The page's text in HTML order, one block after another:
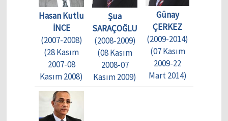
Hasan Kutlu
İNCE
(2007-2008)
(28 Kasım
2007-08
Kasım 2008)
Şua
SARAÇOĞLU
(2008-2009)
(08 Kasım
2008-07
Kasım 2009)
Günay
ÇERKEZ
(2009-2014)
(07 Kasım
2009-22
Mart 2014)